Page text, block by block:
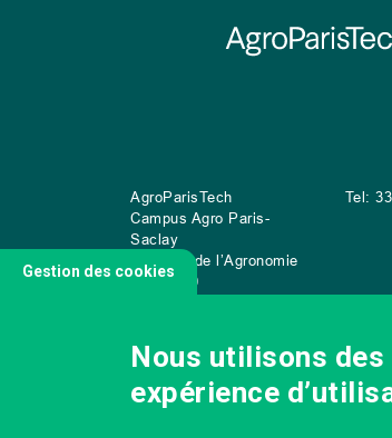
AgroParisTech
Campus Agro Paris-
Saclay
22 place de l’Agronomie
CS20040
Tel:
Gestion des cookies
Nous utilisons
expérience